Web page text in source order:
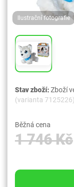
Ilustrační fotografie
Stav zboží:Zboží
(varianta 7125226)
Běžná cena
1 746 Kč